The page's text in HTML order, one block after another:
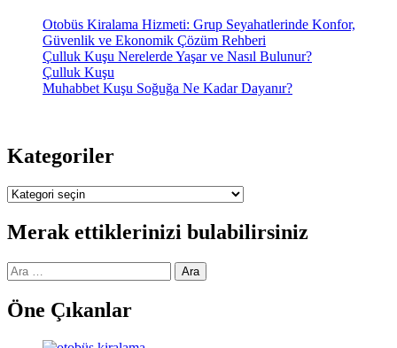
Otobüs Kiralama Hizmeti: Grup Seyahatlerinde Konfor,
Güvenlik ve Ekonomik Çözüm Rehberi
Çulluk Kuşu Nerelerde Yaşar ve Nasıl Bulunur?
Çulluk Kuşu
Muhabbet Kuşu Soğuğa Ne Kadar Dayanır?
Kategoriler
Kategoriler
Merak ettiklerinizi bulabilirsiniz
Arama:
Öne Çıkanlar